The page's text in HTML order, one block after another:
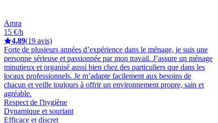
Amra
15 €/h
4,89(19 avis)
Forte de plusieurs années d’expérience dans le ménage, je suis une
personne sérieuse et passionnée par mon travail. J’assure un ménage
minutieux et organisé aussi bien chez des particuliers que dans les
locaux professionnels. Je m’adapte facilement aux besoins de
chacun et veille toujours à offrir un environnement propre, sain et
agréable.
Respect de l'hygiène
Dynamique et souriant
Efficace et discret